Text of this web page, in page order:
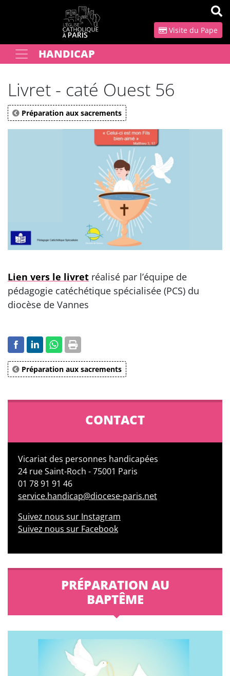
Visite du Pape
Votre rechercheHANDICAP
Livret - caté Ouest 56
Préparation aux sacrements
Lien vers le livret réalisé par l’équipe de
pédagogie catéchétique spécialisée (PCS) du
diocèse de Vannes
Préparation aux sacrements
CONTACT
Vicariat des personnes handicapées
24 rue Saint-Roch - 75001 Paris
01 78 91 91 46
service.handicap@diocese-paris.net
Suivez nous sur Instagram
Suivez nous sur Facebook
PRÉPARATION AU
BAPTÊME
Panneau de gestion des cookies